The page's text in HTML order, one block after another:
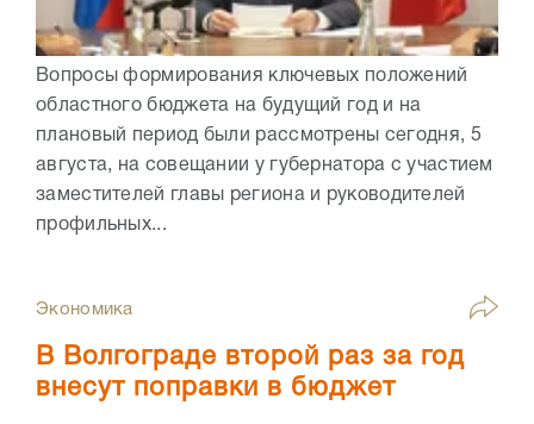
Вопросы формирования ключевых положений
областного бюджета на будущий год и на
плановый период были рассмотрены сегодня, 5
августа, на совещании у губернатора с участием
заместителей главы региона и руководителей
профильных...
Экономика
В Волгограде второй раз за год
внесут поправки в бюджет